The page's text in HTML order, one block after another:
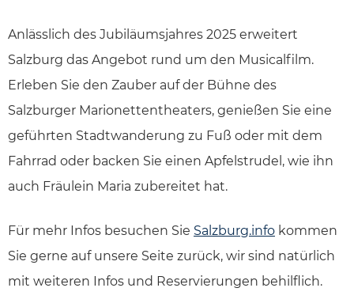
Anlässlich des Jubiläumsjahres 2025 erweitert
Salzburg das Angebot rund um den Musicalfilm.
Erleben Sie den Zauber auf der Bühne des
Salzburger Marionettentheaters, genießen Sie eine
geführten Stadtwanderung zu Fuß oder mit dem
Fahrrad oder backen Sie einen Apfelstrudel, wie ihn
auch Fräulein Maria zubereitet hat.
Für mehr Infos besuchen Sie Salzburg.info kommen
Sie gerne auf unsere Seite zurück, wir sind natürlich
mit weiteren Infos und Reservierungen behilflich.